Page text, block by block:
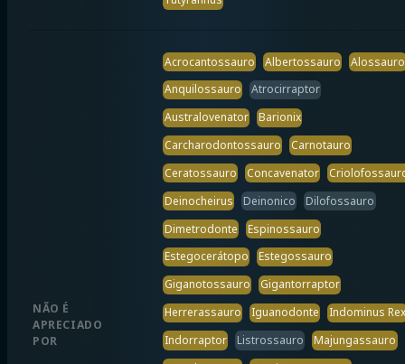
NÃO É
APRECIADO
POR
Acrocantossauro Albertossauro
Alossauro
Anquilossauro
Atrocirraptor
Australovenator
Barionix
Carcharodontossauro
Carnotauro
Ceratossauro
Concavenator
Deinocheirus
Deinonico
Dilofossauro
Dimetrodonte
Espinossauro
Estegocerátopo
Estegossauro
Giganotossauro
Gigantorraptor
Herrerassauro
Iguanodonte
Indominus Rex
Indorraptor
Listrossauro
Majungassauro